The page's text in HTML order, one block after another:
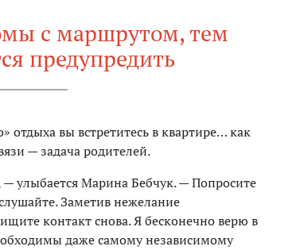
с маршрутом, тем
предупредить
отдыха вы встретитесь в квартире… как
— задача родителей.
— улыбается Марина Бебчук. — Попросите
Заметив нежелание
контакт снова. Я бесконечно верю в
даже самому независимому